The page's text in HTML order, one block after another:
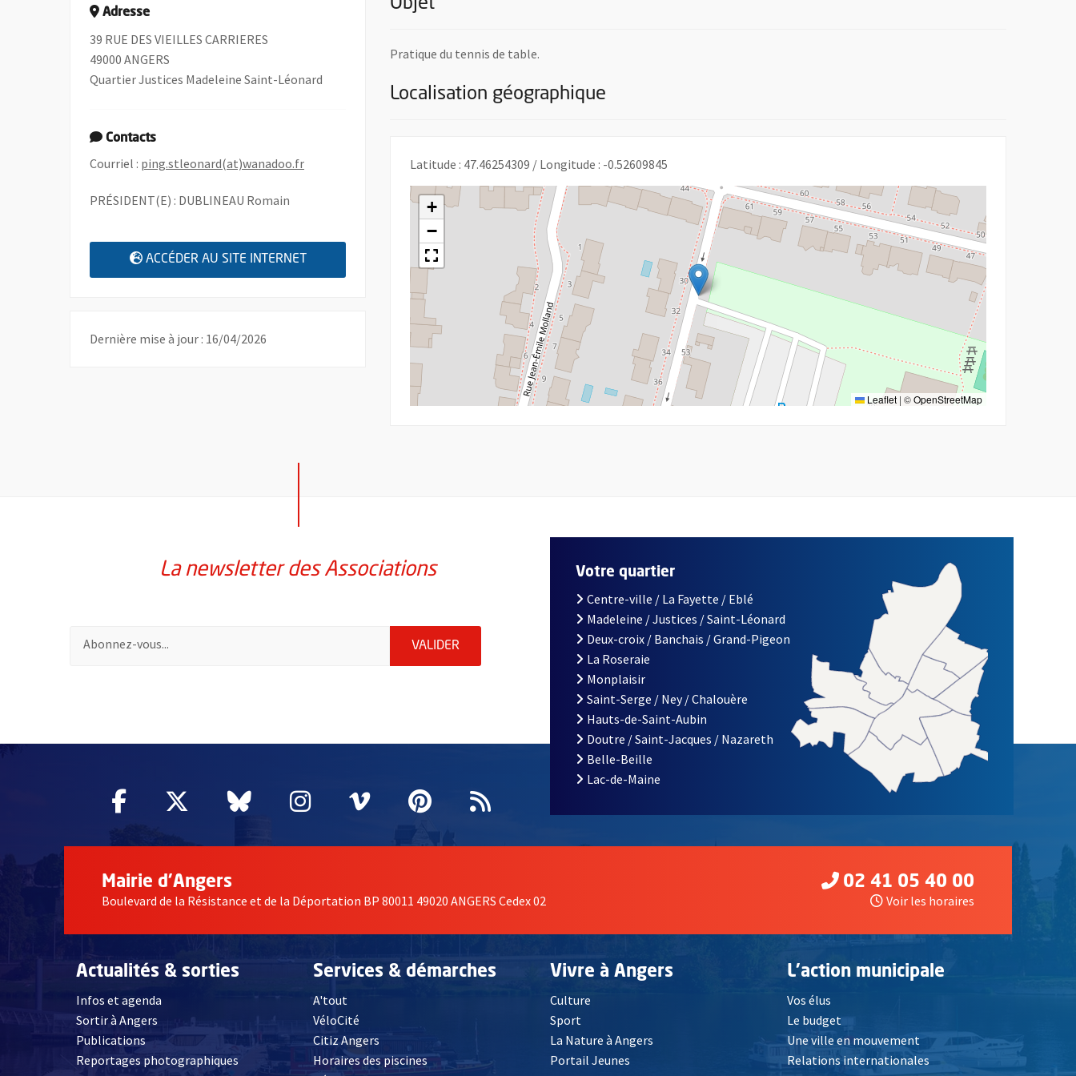
Objet
Pratique du tennis de table.
Localisation géographique
Latitude : 47.46254309 / Longitude : -0.52609845
+
−
Leaflet | ©OpenStreetMap
Adresse
39 RUE DES VIEILLES CARRIERES
49000 ANGERS
Quartier Justices Madeleine Saint-Léonard
Contacts
Courriel : ping.stleonard(at)wanadoo.fr, Ouvre une nouvelle fenêtre
PRÉSIDENT(E) : DUBLINEAU Romain
ACCÉDER AU SITE INTERNET , OUVRE UNE NOUVELLE FENÊTRE
Dernière mise à jour : 16/04/2026
La newsletter des Associations
Pour vous inscrire à la lettre d'information des associations de la ville d'Angers, indiquez votre email (champ obligatoire)
VALIDER ENVOYER MA DEMANDE D'INSCRIPTION À LA LETTRE D'INFORMATION DES ASSOCIATIONS DE LA VILLE
Facebook
, Ouvre une nouvelle fenêtre
Twitter
, Ouvre une nouvelle fenêtre
Bluesky
, Ouvre une nouvelle fenêtre
Instagram
, Ouvre une nouvelle fenêtre
Vimeo
, Ouvre une nouvelle fenêtre
Pinterest
, Ouvre une nouvelle fenêtre
Flux RSS
Votre quartier
Centre-ville / La Fayette / Eblé
Madeleine / Justices / Saint-Léonard
Deux-croix / Banchais / Grand-Pigeon
La Roseraie
Monplaisir
Saint-Serge / Ney / Chalouère
Hauts-de-Saint-Aubin
Doutre / Saint-Jacques / Nazareth
Belle-Beille
Lac-de-Maine
Mairie d'Angers
Boulevard de la Résistance et de la Déportation BP 80011 49020 ANGERS Cedex 02
02 41 05 40 00
Voir les horaires
Actualités & sorties
Infos et agenda
Sortir à Angers
Publications
Reportages photographiques
Services & démarches
A'tout
VéloCité
Citiz Angers , Ouvre une nouvelle fenêtre
Horaires des piscines
Vivre à Angers
Culture
Sport
La Nature à Angers
Portail Jeunes
L'action municipale
Vos élus
Le budget
Une ville en mouvement
Relations internationales